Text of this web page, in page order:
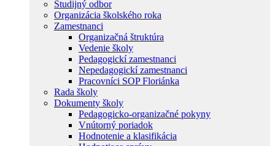
Študijný odbor
Organizácia školského roka
Zamestnanci
Organizačná štruktúra
Vedenie školy
Pedagogickí zamestnanci
Nepedagogickí zamestnanci
Pracovníci SOP Floriánka
Rada školy
Dokumenty školy
Pedagogicko-organizačné pokyny
Vnútorný poriadok
Hodnotenie a klasifikácia